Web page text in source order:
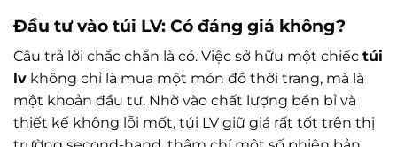
Đầu tư vào túi LV: Có đáng giá không?
Câu trả lời chắc chắn là có. Việc sở hữu một chiếc túi
lv không chỉ là mua một món đồ thời trang, mà là
một khoản đầu tư. Nhờ vào chất lượng bền bỉ và
thiết kế không lỗi mốt, túi LV giữ giá rất tốt trên thị